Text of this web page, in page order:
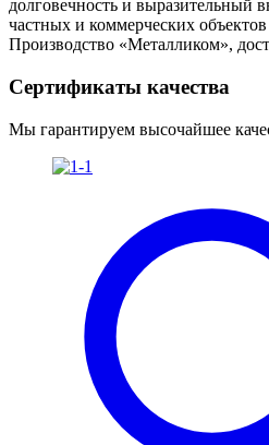
долговечность и выразительный
частных и коммерческих
Производство «Металликом»,
Сертификаты качества
Мы гарантируем высочайшее